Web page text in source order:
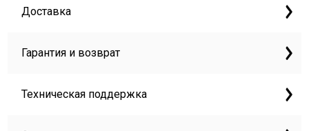
Доставка
Гарантия и возврат
Техническая поддержка